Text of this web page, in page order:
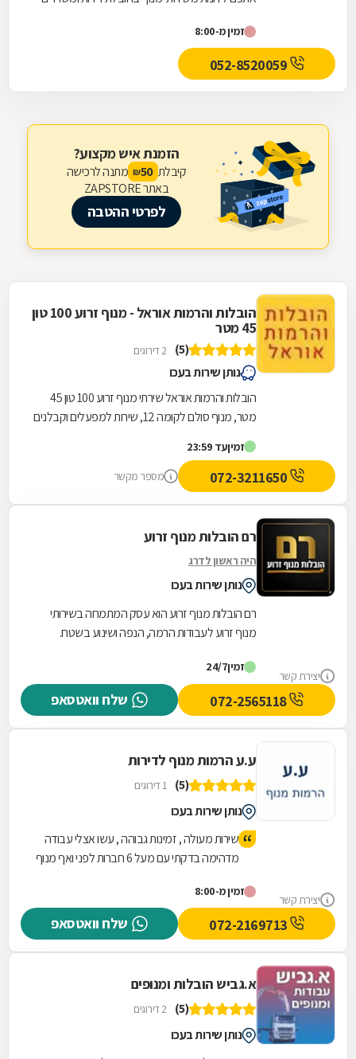
זמין מ-8:00
הזמנת איש מקצוע?
קיבלת 50
₪ מתנה לרכישה
באתר ZAPSTORE
לפרטי ההטבה
הובלות והרמות אוראל - מנוף זרוע 100 טון
45 מטר
(5) 2 דירוגים
נותן שירות בעכו
הובלות והרמות אוראל שירתי מנוף זרוע 100 טון 45
מטר, מנוף סולם לקומה 12, שירות למפעלים וקבלנים
זמיןעד 23:59
מספר מקשר
יצירת קשר
רם הובלות מנוף זרוע
היה ראשון לדרג
נותן שירות בעכו
רם הובלות מנוף זרוע הוא עסק המתמחה בשירותי
מנוף זרוע לעבודות הרמה, הנפה ושינוע בשטח.
עשרים מטר...
זמין24/7
שלח וואטסאפ 072-2565118
יצירת קשר
ע.ע הרמות מנוף לדירות
(5) 1 דירוגים
נותן שירות בעכו
שירות מעולה , זמינות גבוהה , עשו אצלי עבודה
מדהימה בדקתי עם מעל 6 חברות לפני ואף מנוף
והמקצועי ע.ע הרמות , אני ממליץ למי שיש להם
מגבלות או כל מיני מקומות צפופים מנוף קטן
נכנס קמעט לכל מקום
זמין מ-8:00
שלח וואטסאפ
א.גביש הובלות ומנופים
(5) 2 דירוגים
נותן שירות בעכו